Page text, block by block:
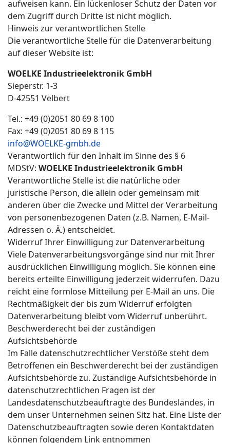
aufweisen kann. Ein lückenloser Schutz der Daten vor
dem Zugriff durch Dritte ist nicht möglich.
Hinweis zur verantwortlichen Stelle
Die verantwortliche Stelle für die Datenverarbeitung
auf dieser Website ist:
WOELKE Industrieelektronik GmbH
Sieperstr. 1-3
D-42551 Velbert
Tel.: +49 (0)2051 80 69 8 100
Fax: +49 (0)2051 80 69 8 115
info@WOELKE-gmbh.de
Verantwortlich für den Inhalt im Sinne des § 6
MDStV: WOELKE Industrieelektronik GmbH
Verantwortliche Stelle ist die natürliche oder
juristische Person, die allein oder gemeinsam mit
anderen über die Zwecke und Mittel der Verarbeitung
von personenbezogenen Daten (z.B. Namen, E-Mail-
Adressen o. Ä.) entscheidet.
Widerruf Ihrer Einwilligung zur Datenverarbeitung
Viele Datenverarbeitungsvorgänge sind nur mit Ihrer
ausdrücklichen Einwilligung möglich. Sie können eine
bereits erteilte Einwilligung jederzeit widerrufen. Dazu
reicht eine formlose Mitteilung per E-Mail an uns. Die
Rechtmäßigkeit der bis zum Widerruf erfolgten
Datenverarbeitung bleibt vom Widerruf unberührt.
Beschwerderecht bei der zuständigen
Aufsichtsbehörde
Im Falle datenschutzrechtlicher Verstöße steht dem
Betroffenen ein Beschwerderecht bei der zuständigen
Aufsichtsbehörde zu. Zuständige Aufsichtsbehörde in
datenschutzrechtlichen Fragen ist der
Landesdatenschutzbeauftragte des Bundeslandes, in
dem unser Unternehmen seinen Sitz hat. Eine Liste der
Datenschutzbeauftragten sowie deren Kontaktdaten
können folgendem Link entnommen